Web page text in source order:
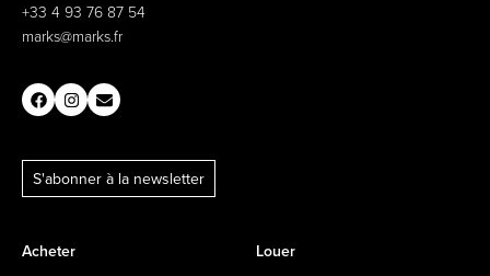
+33 4 93 76 87 54
marks@marks.fr
S'abonner à la newsletter
Acheter
Louer